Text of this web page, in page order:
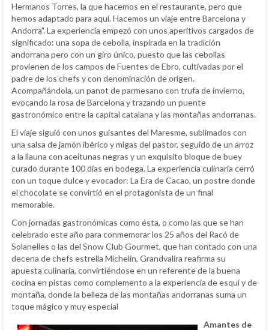
Hermanos Torres, la que hacemos en el restaurante, pero que
hemos adaptado para aquí. Hacemos un viaje entre Barcelona y
Andorra". La experiencia empezó con unos aperitivos cargados de
significado: una sopa de cebolla, inspirada en la tradición
andorrana pero con un giro único, puesto que las cebollas
provienen de los campos de Fuentes de Ebro, cultivadas por el
padre de los chefs y con denominación de origen.
Acompañándola, un panot de parmesano con trufa de invierno,
evocando la rosa de Barcelona y trazando un puente
gastronómico entre la capital catalana y las montañas andorranas.
El viaje siguió con unos guisantes del Maresme, sublimados con
una salsa de jamón ibérico y migas del pastor, seguido de un arroz
a la llauna con aceitunas negras y un exquisito bloque de buey
curado durante 100 días en bodega. La experiencia culinaria cerró
con un toque dulce y evocador: La Era de Cacao, un postre donde
el chocolate se convirtió en el protagonista de un final
memorable.
Con jornadas gastronómicas como ésta, o como las que se han
celebrado este año para conmemorar los 25 años del Racó de
Solanelles o las del Snow Club Gourmet, que han contado con una
decena de chefs estrella Michelin, Grandvalira reafirma su
apuesta culinaria, convirtiéndose en un referente de la buena
cocina en pistas como complemento a la experiencia de esquí y de
montaña, donde la belleza de las montañas andorranas suma un
toque mágico y muy especial
Amantes de